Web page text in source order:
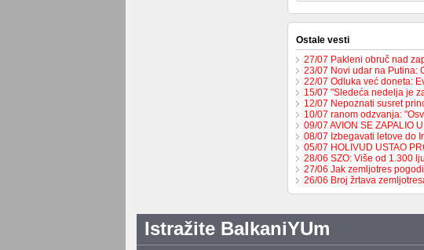
Ostale vesti
27/07 Pakleni obruč nad
23/07 Novi udar na Putina:
22/07 Odluka već doneta:
15/07 "Sledeća nedelja je
12/07 Nepoznati susret
10/07 ranom odzvanja:
09/07 AVION SE ZAPALIO
08/07 Izbegavati letove do
05/07 HOLIVUD USTAO
28/06 SZO: Više od 1.300
27/06 Jak zemljotres
26/06 Broj žrtava
Istražite BalkaniYUm